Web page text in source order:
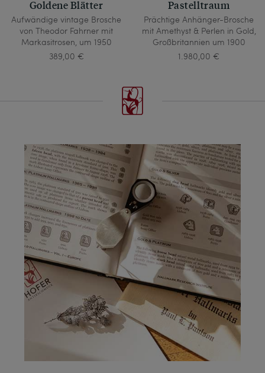
Goldene Blätter
Aufwändige vintage Brosche
von Theodor Fahrner mit
Markasitrosen, um 1950
389,00 €
Pastelltraum
Prächtige Anhänger-Brosche
mit Amethyst & Perlen in Gold,
Großbritannien um 1900
1.980,00 €